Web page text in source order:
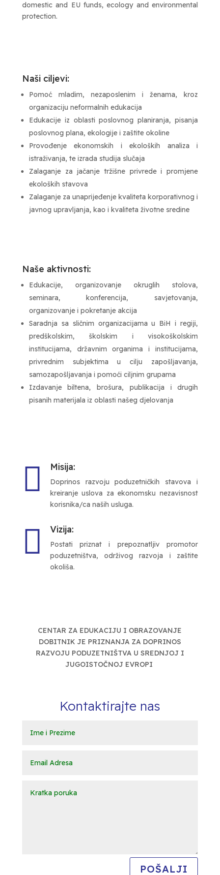
domestic and EU funds, ecology and environmental
protection.
Naši ciljevi:
Pomoć mladim, nezaposlenim i ženama, kroz
organizaciju neformalnih edukacija
Edukacije iz oblasti poslovnog planiranja, pisanja
poslovnog plana, ekologije i zaštite okoline
Provođenje ekonomskih i ekoloških analiza i
istraživanja, te izrada studija slučaja
Zalaganje za jačanje tržišne privrede i promjene
ekoloških stavova
Zalaganje za unaprijeđenje kvaliteta korporativnog i
javnog upravljanja, kao i kvaliteta životne sredine
Naše aktivnosti:
Edukacije, organizovanje okruglih stolova,
seminara, konferencija, savjetovanja,
organizovanje i pokretanje akcija
Saradnja sa sličnim organizacijama u BiH i regiji,
predškolskim, školskim i visokoškolskim
institucijama, državnim organima i institucijama,
privrednim subjektima u cilju zapošljavanja,
samozapošljavanja i pomoći ciljnim grupama
Izdavanje biltena, brošura, publikacija i drugih
pisanih materijala iz oblasti našeg djelovanja
 Misija:
Doprinos razvoju poduzetničkih stavova i
kreiranje uslova za ekonomsku nezavisnost
korisnika/ca naših usluga.
 Vizija:
Postati priznat i prepoznatljiv promotor
poduzetništva, održivog razvoja i zaštite
okoliša.
CENTAR ZA EDUKACIJU I OBRAZOVANJE
DOBITNIK JE PRIZNANJA ZA DOPRINOS
RAZVOJU PODUZETNIŠTVA U SREDNJOJ I
JUGOISTOČNOJ EVROPI
Kontaktirajte nas
POŠALJI